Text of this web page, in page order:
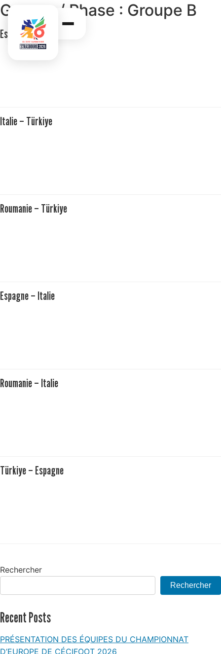
Groupe / Phase : Groupe B
Espagne – Roumanie
Italie – Türkiye
Roumanie – Türkiye
Espagne – Italie
Roumanie – Italie
Türkiye – Espagne
Rechercher
Rechercher
Recent Posts
PRÉSENTATION DES ÉQUIPES DU CHAMPIONNAT
D’EUROPE DE CÉCIFOOT 2026